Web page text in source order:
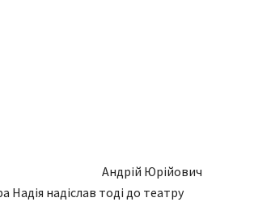
Андрій Юрійович
Надія надіслав тоді до театру